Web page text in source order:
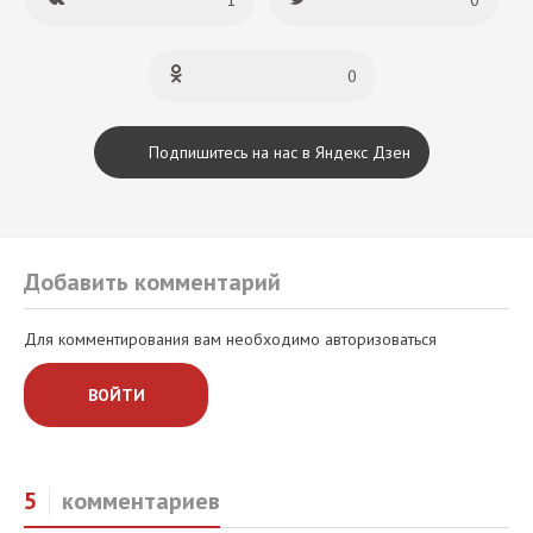
0
Подпишитесь на нас в Яндекс Дзен
Добавить комментарий
Для комментирования вам необходимо авторизоваться
ВОЙТИ
5 комментариев